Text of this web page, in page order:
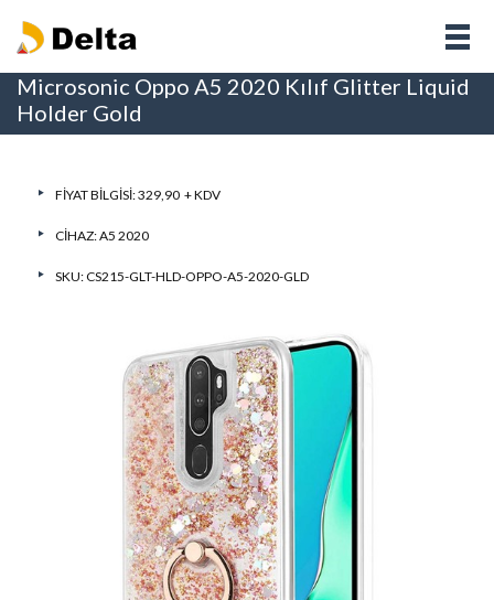
Microsonic Oppo A5 2020 Kılıf Glitter Liquid
Holder Gold
FIYAT BILGISI: 329,90 + KDV
CIHAZ:A5 2020
SKU: CS215-GLT-HLD-OPPO-A5-2020-GLD